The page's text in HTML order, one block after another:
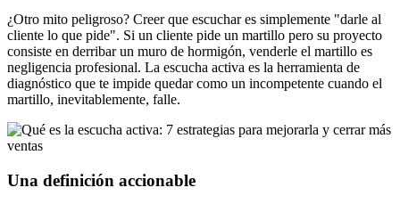
¿Otro mito peligroso? Creer que escuchar es simplemente "darle al
cliente lo que pide". Si un cliente pide un martillo pero su proyecto
consiste en derribar un muro de hormigón, venderle el martillo es
negligencia profesional. La escucha activa es la herramienta de
diagnóstico que te impide quedar como un incompetente cuando el
martillo, inevitablemente, falle.
Una definición accionable